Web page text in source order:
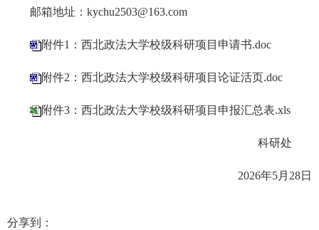
邮箱地址：kychu2503@163.com
附件1：西北政法大学校级科研项目申请书.doc
附件2：西北政法大学校级科研项目论证活页.doc
附件3：西北政法大学校级科研项目申报汇总表.xls
科研处
2026年5月28日
分享到：